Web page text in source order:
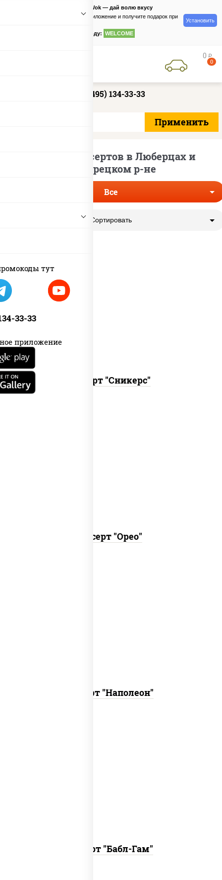
тут
33-33
приложение
PizzaSushiWok — дай волю вкусу
Скачайте приложение и получите подарок при
по промокоду: WELCOME
Установить
0 руб
0
+7 (495) 134-33-33
Доставка десертов в Люберцах и
Люберецком р-не
Все
Сортировать
карамельно-шоколадный десерт с
Десерт "Сникерс"
Десерт "Орео"
Десерт "Наполеон"
Десерт "Бабл-Гам"